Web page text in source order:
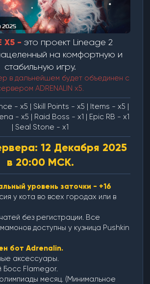
X5 - это проект Lineage 2
на комфортную и
стабильную игру.
в дальнейшем будет объединен с
ADRENALIN x5.
- x5 | Skill Points - x5 | Items - x5 |
- x5 | Raid Boss - x1 | Epic RB - x1
| Seal Stone - x1​
12 Декабря 2025
в 20:00 МСК.
уровень заточки - +16
у кота во всех городах или в
без регистрации. Все
доступны у кузница Pushkin
бот Adrenalin.
аксессуары.
Босс Flamegor.
месяц. (Минимальное